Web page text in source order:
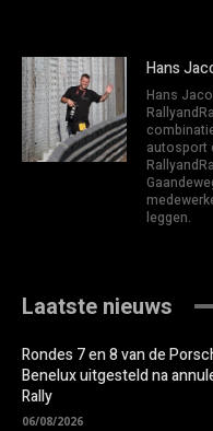
Hans
Hans
autosport
leggen.
Laatste nieuws
Rondes 7 en 8 van de
Benelux uitgesteld na
Rally
06/08/2026